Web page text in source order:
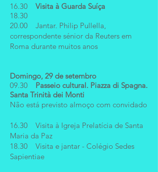
16.30 Visita à Guarda Suíça
18.30
20.00 Jantar. Philip Pullella,
correspondente sénior da Reuters em
Roma durante muitos anos
Domingo, 29 de setembro
09.30
Passeio cultural. Piazza di Spagna.
Santa Trinità dei Monti
Não está previsto almoço com convidado
16.30 Visita à Igreja Prelatícia de Santa
Maria da Paz
18.30 Visita e jantar - Colégio Sedes
Sapientiae